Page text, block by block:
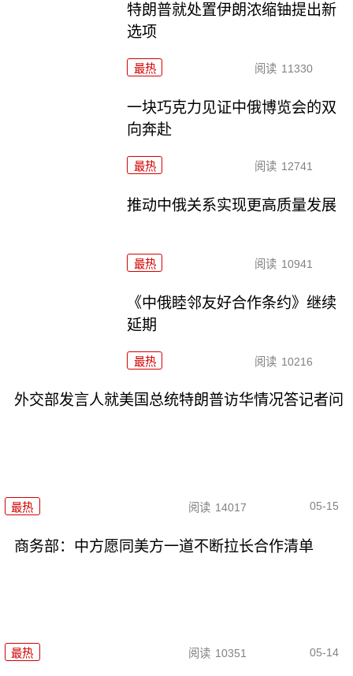
特朗普就处置伊朗浓缩铀提出新
选项
最热 阅读 11330
一块巧克力见证中俄博览会的双
向奔赴
最热 阅读 12741
推动中俄关系实现更高质量发展
最热 阅读 10941
《中俄睦邻友好合作条约》继续
延期
最热 阅读 10216
外交部发言人就美国总统特朗普访华情况答记者问
最热 阅读 14017 05-15
商务部：中方愿同美方一道不断拉长合作清单
最热 阅读 10351 05-14